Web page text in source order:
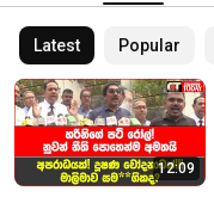
Latest Popular
12:09